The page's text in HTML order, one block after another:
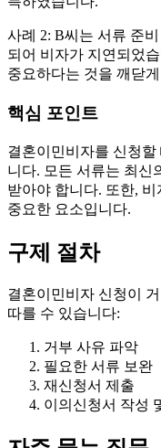
사례 2: B씨는 서류 준
되어 비자가 지연되었
중요하다는 것을 깨닫
핵심 포인트
결혼이민비자를 신청
니다. 모든 서류는 최신
받아야 합니다. 또한,
중요한 요소입니다.
구제 절차
결혼이민비자 신청이
따를 수 있습니다:
거부 사유 파악
필요한 서류 보완
재신청서 제출
이의신청서 작성